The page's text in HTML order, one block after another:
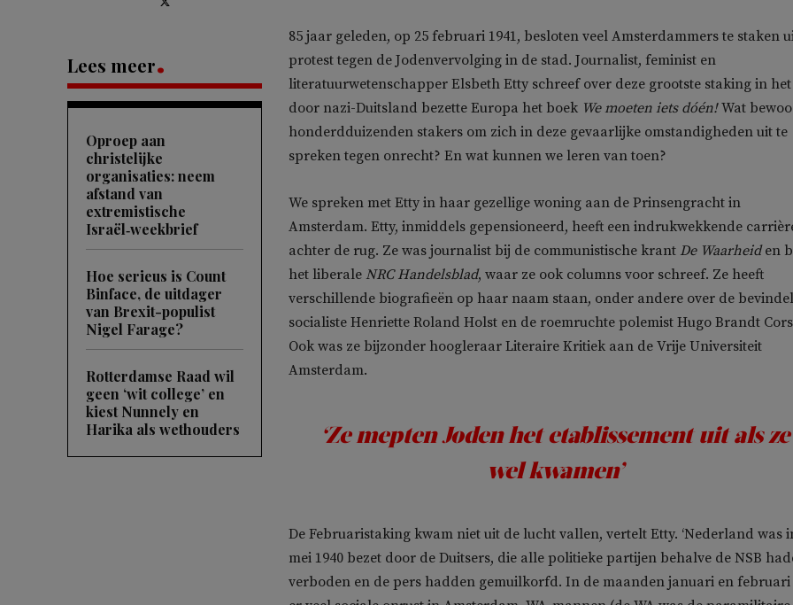
Lees meer
Oproep aan
christelijke
organisaties: neem
afstand van
extremistische
Israël‑weekbrief
Hoe serieus is Count
Binface, de uitdager
van Brexit-populist
Nigel Farage?
Rotterdamse Raad wil
geen ‘wit college’ en
kiest Nunnely en
Harika als wethouders
85 jaar geleden, op 25 februari 1941, besloten veel Amsterdammers te staken
protest tegen de Jodenvervolging in de stad. Journalist, feminist en
literatuurwetenschapper Elsbeth Etty schreef over deze grootste staking in het
door nazi-Duitsland bezette Europa het boek We moeten iets dóén!Wat
honderdduizenden stakers om zich in deze gevaarlijke omstandigheden uit te
spreken tegen onrecht? En wat kunnen we leren van toen?
We spreken met Etty in haar gezellige woning aan de Prinsengracht in
Amsterdam. Etty, inmiddels gepensioneerd, heeft een indrukwekkende
achter de rug. Ze was journalist bij de communistische krant De Waarheiden
het liberale NRC Handelsblad, waar ze ook columns voor schreef. Ze heeft
verschillende biografieën op haar naam staan, onder andere over de
socialiste Henriette Roland Holst en de roemruchte polemist Hugo Brandt
Ook was ze bijzonder hoogleraar Literaire Kritiek aan de Vrije Universiteit
Amsterdam.
‘Ze mepten Joden het etablissement uit als ze
wel kwamen’
De Februaristaking kwam niet uit de lucht vallen, vertelt Etty. ‘Nederland was
mei 1940 bezet door de Duitsers, die alle politieke partijen behalve de NSB
verboden en de pers hadden gemuilkorfd. In de maanden januari en februari